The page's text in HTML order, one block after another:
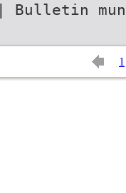
Bulletin
1